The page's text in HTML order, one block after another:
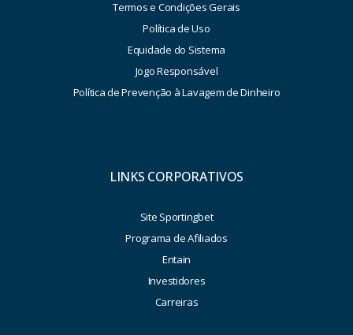
Termos e Condições Gerais
Política de Uso
Equidade do Sistema
Jogo Responsável
Política de Prevenção à Lavagem de Dinheiro
LINKS CORPORATIVOS
Site Sportingbet
Programa de Afiliados
Entain
Investidores
Carreiras